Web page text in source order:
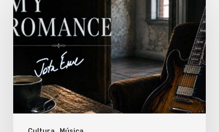
estrena
nueva
versión
clásico
de
jazz
My